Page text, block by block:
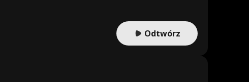
Odtwórz